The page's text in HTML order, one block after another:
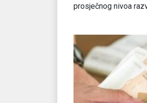
prosječnog nivoa